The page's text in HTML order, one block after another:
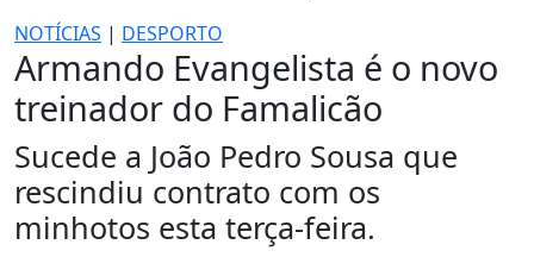
NOTÍCIAS | DESPORTO
Armando Evangelista é o novo
treinador do Famalicão
Sucede a João Pedro Sousa que
rescindiu contrato com os
minhotos esta terça-feira.